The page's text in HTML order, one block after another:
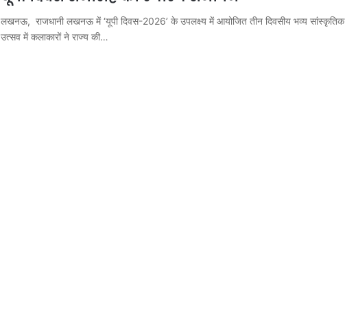
लखनऊ, राजधानी लखनऊ में ‘यूपी दिवस-2026’ के उपलक्ष्य में आयोजित तीन दिवसीय भव्य सांस्कृतिक
उत्सव में कलाकारों ने राज्य की…